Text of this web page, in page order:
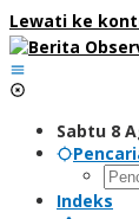
Lewati ke
Sabtu 8
Indeks